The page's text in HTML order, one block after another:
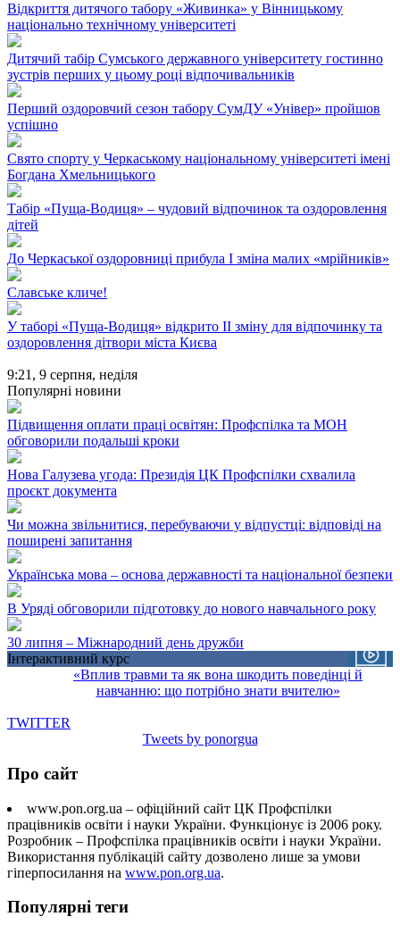
Відкриття дитячого табору «Живинка» у Вінницькому
національно технічному університеті
Дитячий табір Сумського державного університету гостинно
зустрів перших у цьому році відпочивальників
Перший оздоровчий сезон табору СумДУ «Універ» пройшов
успішно
Свято спорту у Черкаському національному університеті імені
Богдана Хмельницького
Табір «Пуща-Водиця» – чудовий відпочинок та оздоровлення
дітей
До Черкаської оздоровниці прибула І зміна малих «мрійників»
Славське кличе!
У таборі «Пуща-Водиця» відкрито II зміну для відпочинку та
оздоровлення дітвори міста Києва
9:21, 9 серпня, неділя
Популярні новини
Підвищення оплати праці освітян: Профспілка та МОН
обговорили подальші кроки
Нова Галузева угода: Президія ЦК Профспілки схвалила
проєкт документа
Чи можна звільнитися, перебуваючи у відпустці: відповіді на
поширені запитання
Українська мова – основа державності та національної безпеки
В Уряді обговорили підготовку до нового навчального року
30 липня – Міжнародний день дружби
Інтерактивний курс
«Вплив травми та як вона шкодить поведінці й
навчанню: що потрібно знати вчителю»
TWITTER
Tweets by ponorgua
Про сайт
www.pon.org.ua – офіційний сайт ЦК Профспілки
працівників освіти і науки України. Функціонує із 2006 року.
Розробник – Профспілка працівників освіти і науки України.
Використання публікацій сайту дозволено лише за умови
гіперпосилання на www.pon.org.ua.
Популярні теги